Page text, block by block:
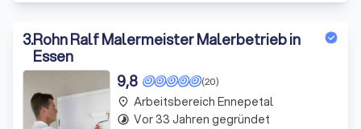
3.Rohn Ralf Malermeister Malerbetrieb in
Essen
(20)
9,8
place Arbeitsbereich Ennepetal
timelapse Vor 33 Jahren gegründet